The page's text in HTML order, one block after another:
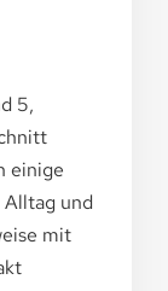
5,
einige
und
mit